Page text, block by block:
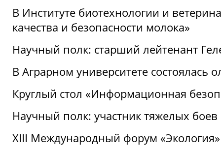
В Институте биотехнологии и
качества и безопасности молока»
Научный полк: старший лейтенант
В Аграрном университете состоялась
Круглый стол «Информационная
Научный полк: участник тяжелых
XIII Международный форум